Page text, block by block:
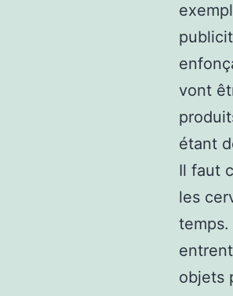
vont
étant
Il faut
les
objets